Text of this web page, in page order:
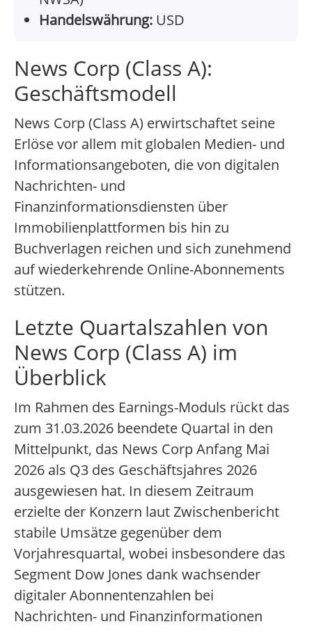
Handelswährung: USD
News Corp (Class A):
Geschäftsmodell
News Corp (Class A) erwirtschaftet seine
Erlöse vor allem mit globalen Medien- und
Informationsangeboten, die von digitalen
Nachrichten- und
Finanzinformationsdiensten über
Immobilienplattformen bis hin zu
Buchverlagen reichen und sich zunehmend
auf wiederkehrende Online-Abonnements
stützen.
Letzte Quartalszahlen von
News Corp (Class A) im
Überblick
Im Rahmen des Earnings-Moduls rückt das
zum 31.03.2026 beendete Quartal in den
Mittelpunkt, das News Corp Anfang Mai
2026 als Q3 des Geschäftsjahres 2026
ausgewiesen hat. In diesem Zeitraum
erzielte der Konzern laut Zwischenbericht
stabile Umsätze gegenüber dem
Vorjahresquartal, wobei insbesondere das
Segment Dow Jones dank wachsender
digitaler Abonnentenzahlen bei
Nachrichten- und Finanzinformationen